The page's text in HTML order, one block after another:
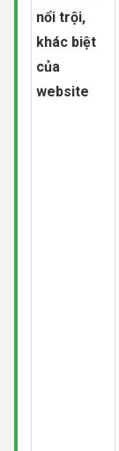
nổi trội,
khác biệt
của
website